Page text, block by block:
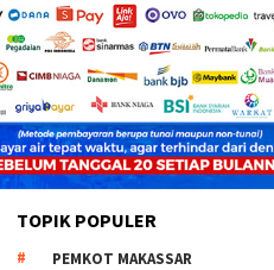
TOPIK POPULER
PEMKOT MAKASSAR